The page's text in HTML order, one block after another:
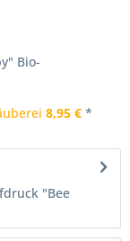
Bio-
8,95 € *
"Bee